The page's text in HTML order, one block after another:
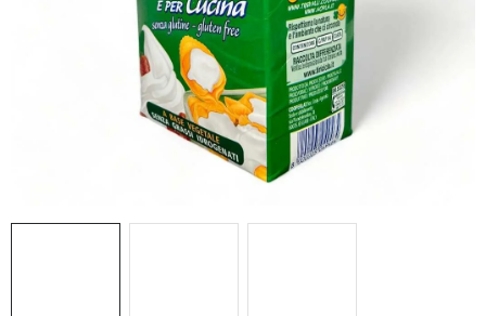
DÁRKOVÉ POUKAZY
TÉMATICKÉ PRODUKTY